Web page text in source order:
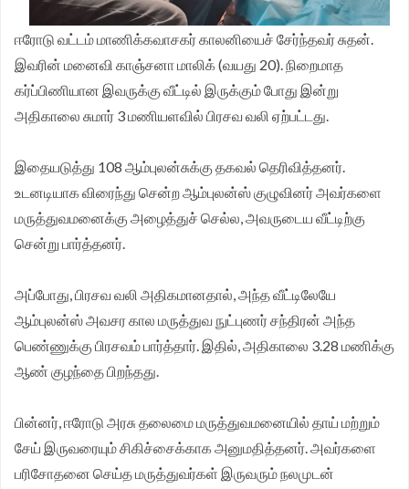
சங்க மாநில தலைவர் வேலுச்சாமி வேண்டுகோள்.
ஈரோடு வட்டம் மாணிக்கவாசகர் காலனியைச் சேர்ந்தவர் சுதன்.
இவரின் மனைவி காஞ்சனா மாலிக் (வயது 20). நிறைமாத
கர்ப்பிணியான இவருக்கு வீட்டில் இருக்கும் போது இன்று
அதிகாலை சுமார் 3 மணியளவில் பிரசவ வலி ஏற்பட்டது.
இதையடுத்து 108 ஆம்புலன்சுக்கு தகவல் தெரிவித்தனர்.
உடனடியாக விரைந்து சென்ற ஆம்புலன்ஸ் குழுவினர் அவர்களை
மருத்துவமனைக்கு அழைத்துச் செல்ல, அவருடைய வீட்டிற்கு
சென்று பார்த்தனர்.
அப்போது, பிரசவ வலி அதிகமானதால், அந்த வீட்டிலேயே
ஆம்புலன்ஸ் அவசர கால மருத்துவ நுட்புணர் சந்திரன் அந்த
பெண்ணுக்கு பிரசவம் பார்த்தார். இதில், அதிகாலை 3.28 மணிக்கு
ஆண் குழந்தை பிறந்தது.
பின்னர், ஈரோடு அரசு தலைமை மருத்துவமனையில் தாய் மற்றும்
சேய் இருவரையும் சிகிச்சைக்காக அனுமதித்தனர். அவர்களை
பரிசோதனை செய்த மருத்துவர்கள் இருவரும் நலமுடன்